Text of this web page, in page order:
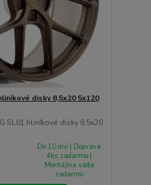
disky 8,5x20 5x120
SL01 hliníkové disky 8,5x20
Do 10 dní | Doprava
4ks zadarmo |
Montážna sada
zadarmo